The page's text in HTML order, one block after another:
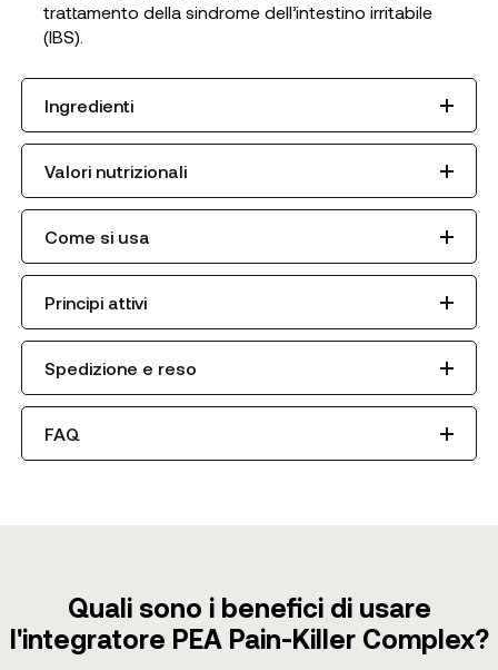
trattamento della sindrome dell’intestino irritabile
(IBS).
Ingredienti
Valori nutrizionali
Come si usa
Principi attivi
Spedizione e reso
FAQ
Quali sono i benefici di usare
l'integratore PEA Pain-Killer Complex?